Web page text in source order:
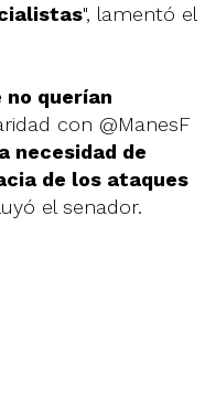
", lamentó el
no querían
con @ManesF
necesidad de
de los ataques
el senador.